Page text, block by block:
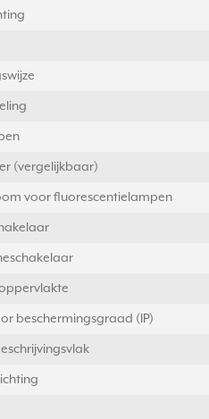
(vergelijkbaar)
voor fluorescentielampen
beschermingsgraad (IP)